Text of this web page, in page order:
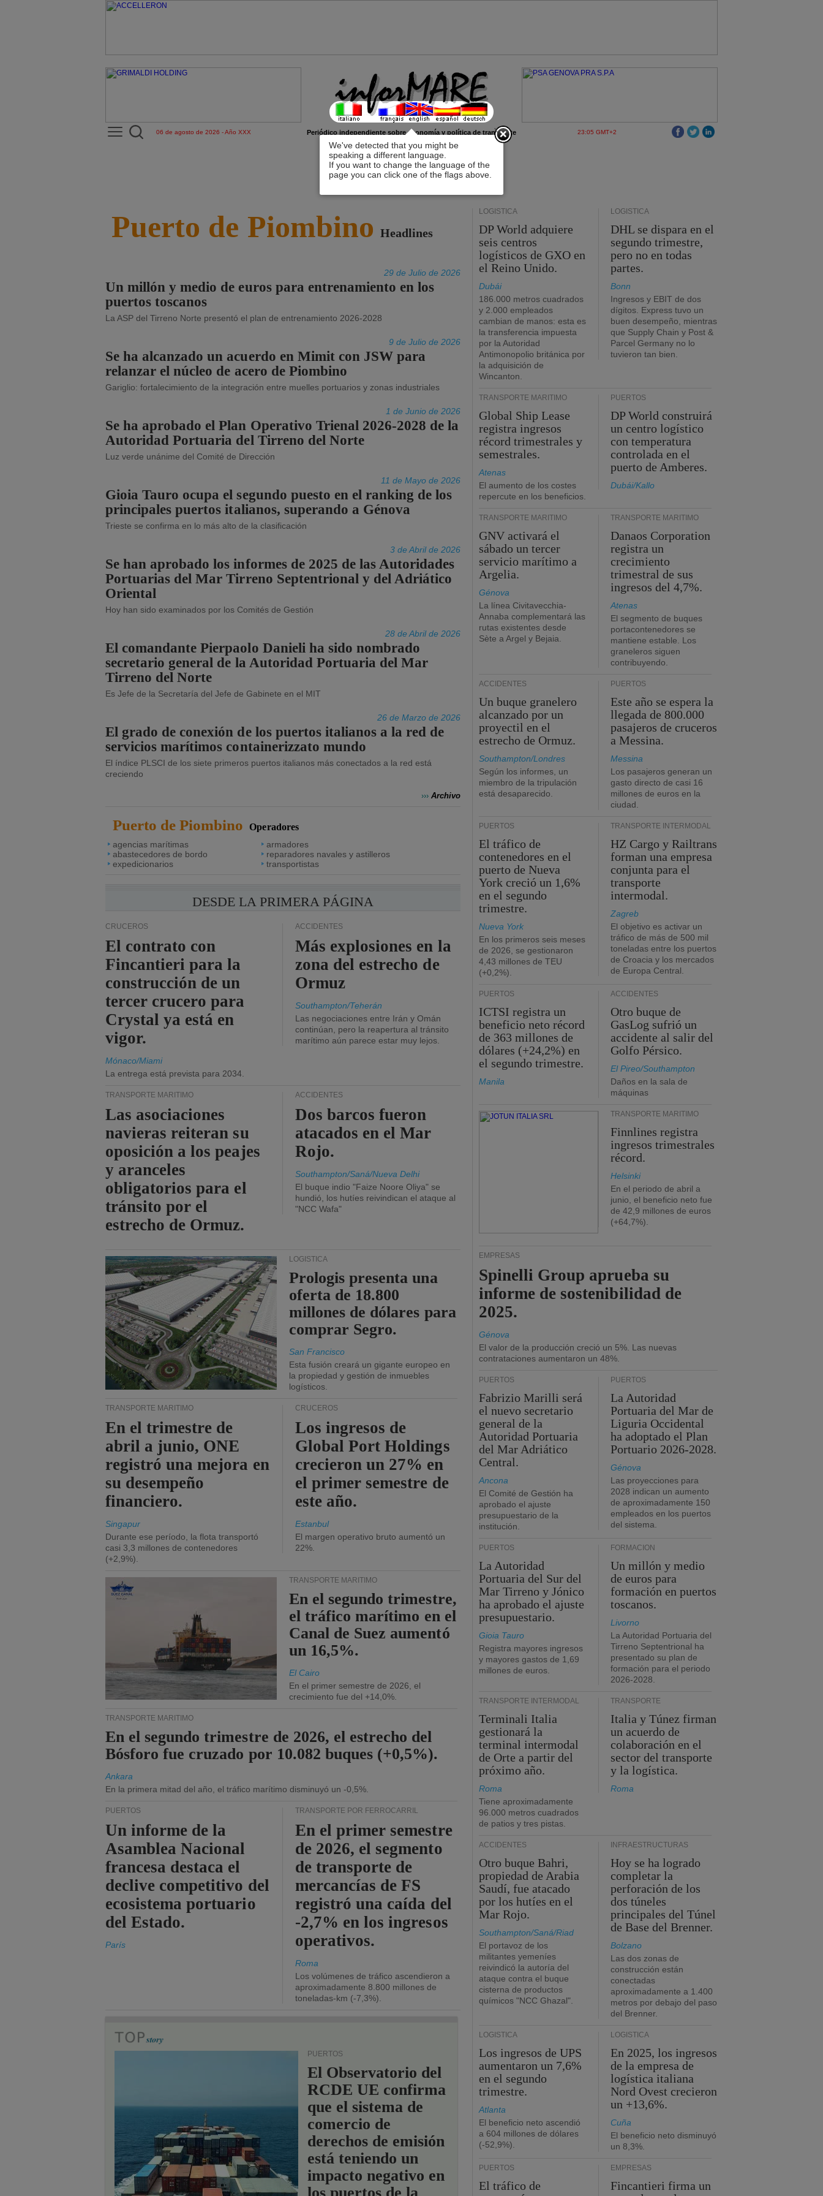
We've detected that you might be
speaking a different language.
If you want to change the language of the
page you can click one of the flags above.
x
06 de agosto de 2026 - Año XXX Periódico independiente sobre economía y política de transporte 23:05 GMT+2
Puerto de Piombino Headlines
29 de Julio de 2026
Un millón y medio de euros para entrenamiento en los
puertos toscanos
La ASP del Tirreno Norte presentó el plan de entrenamiento 2026-2028
9 de Julio de 2026
Se ha alcanzado un acuerdo en Mimit con JSW para
relanzar el núcleo de acero de Piombino
Gariglio: fortalecimiento de la integración entre muelles portuarios y zonas industriales
1 de Junio de 2026
Se ha aprobado el Plan Operativo Trienal 2026-2028 de la
Autoridad Portuaria del Tirreno del Norte
Luz verde unánime del Comité de Dirección
11 de Mayo de 2026
Gioia Tauro ocupa el segundo puesto en el ranking de los
principales puertos italianos, superando a Génova
Trieste se confirma en lo más alto de la clasificación
3 de Abril de 2026
Se han aprobado los informes de 2025 de las Autoridades
Portuarias del Mar Tirreno Septentrional y del Adriático
Oriental
Hoy han sido examinados por los Comités de Gestión
28 de Abril de 2026
El comandante Pierpaolo Danieli ha sido nombrado
secretario general de la Autoridad Portuaria del Mar
Tirreno del Norte
Es Jefe de la Secretaría del Jefe de Gabinete en el MIT
26 de Marzo de 2026
El grado de conexión de los puertos italianos a la red de
servicios marítimos containerizzato mundo
El índice PLSCI de los siete primeros puertos italianos más conectados a la red está
creciendo
››› Archivo
Puerto de Piombino Operadores
agencias marítimas
armadores
abastecedores de bordo
reparadores navales y astilleros
expedicionarios
transportistas
DESDE LA PRIMERA PÁGINA
CRUCEROS
El contrato con
Fincantieri para la
construcción de un
tercer crucero para
Crystal ya está en
vigor.
Mónaco/Miami
La entrega está prevista para 2034.
ACCIDENTES
Más explosiones en la
zona del estrecho de
Ormuz
Southampton/Teherán
Las negociaciones entre Irán y Omán
continúan, pero la reapertura al tránsito
marítimo aún parece estar muy lejos.
TRANSPORTE MARÍTIMO
Las asociaciones
navieras reiteran su
oposición a los peajes
y aranceles
obligatorios para el
tránsito por el
estrecho de Ormuz.
ACCIDENTES
Dos barcos fueron
atacados en el Mar
Rojo.
Southampton/Saná/Nueva Delhi
El buque indio "Faize Noore Oliya" se
hundió, los hutíes reivindican el ataque al
"NCC Wafa"
LOGÍSTICA
Prologis presenta una
oferta de 18.800
millones de dólares para
comprar Segro.
San Francisco
Esta fusión creará un gigante europeo en
la propiedad y gestión de inmuebles
logísticos.
TRANSPORTE MARÍTIMO
En el trimestre de
abril a junio, ONE
registró una mejora en
su desempeño
financiero.
Singapur
Durante ese período, la flota transportó
casi 3,3 millones de contenedores
(+2,9%).
CRUCEROS
Los ingresos de
Global Port Holdings
crecieron un 27% en
el primer semestre de
este año.
Estanbul
El margen operativo bruto aumentó un
22%.
TRANSPORTE MARÍTIMO
En el segundo trimestre,
el tráfico marítimo en el
Canal de Suez aumentó
un 16,5%.
El Cairo
En el primer semestre de 2026, el
crecimiento fue del +14,0%.
TRANSPORTE MARÍTIMO
En el segundo trimestre de 2026, el estrecho del
Bósforo fue cruzado por 10.082 buques (+0,5%).
Ankara
En la primera mitad del año, el tráfico marítimo disminuyó un -0,5%.
PUERTOS
Un informe de la
Asamblea Nacional
francesa destaca el
declive competitivo del
ecosistema portuario
del Estado.
París
TRANSPORTE POR FERROCARRIL
En el primer semestre
de 2026, el segmento
de transporte de
mercancías de FS
registró una caída del
-2,7% en los ingresos
operativos.
Roma
Los volúmenes de tráfico ascendieron a
aproximadamente 8.800 millones de
toneladas-km (-7,3%).
PUERTOS
El Observatorio del
RCDE UE confirma
que el sistema de
comercio de
derechos de emisión
está teniendo un
impacto negativo en
LOGÍSTICA
DP World adquiere
seis centros
logísticos de GXO en
el Reino Unido.
Dubái
186.000 metros cuadrados
y 2.000 empleados
cambian de manos: esta es
la transferencia impuesta
por la Autoridad
Antimonopolio británica por
la adquisición de
Wincanton.
LOGÍSTICA
DHL se dispara en el
segundo trimestre,
pero no en todas
partes.
Bonn
Ingresos y EBIT de dos
dígitos. Express tuvo un
buen desempeño, mientras
que Supply Chain y Post &
Parcel Germany no lo
tuvieron tan bien.
TRANSPORTE MARÍTIMO
Global Ship Lease
registra ingresos
récord trimestrales y
semestrales.
Atenas
El aumento de los costes
repercute en los beneficios.
PUERTOS
DP World construirá
un centro logístico
con temperatura
controlada en el
puerto de Amberes.
Dubái/Kallo
TRANSPORTE MARÍTIMO
GNV activará el
sábado un tercer
servicio marítimo a
Argelia.
Génova
La línea Civitavecchia-
Annaba complementará las
rutas existentes desde
Sète a Argel y Bejaia.
TRANSPORTE MARÍTIMO
Danaos Corporation
registra un
crecimiento
trimestral de sus
ingresos del 4,7%.
Atenas
El segmento de buques
portacontenedores se
mantiene estable. Los
graneleros siguen
contribuyendo.
ACCIDENTES
Un buque granelero
alcanzado por un
proyectil en el
estrecho de Ormuz.
Southampton/Londres
Según los informes, un
miembro de la tripulación
está desaparecido.
PUERTOS
Este año se espera la
llegada de 800.000
pasajeros de cruceros
a Messina.
Messina
Los pasajeros generan un
gasto directo de casi 16
millones de euros en la
ciudad.
PUERTOS
El tráfico de
contenedores en el
puerto de Nueva
York creció un 1,6%
en el segundo
trimestre.
Nueva York
En los primeros seis meses
de 2026, se gestionaron
4,43 millones de TEU
(+0,2%).
TRANSPORTE INTERMODAL
HZ Cargo y Railtrans
forman una empresa
conjunta para el
transporte
intermodal.
Zagreb
El objetivo es activar un
tráfico de más de 500 mil
toneladas entre los puertos
de Croacia y los mercados
de Europa Central.
PUERTOS
ICTSI registra un
beneficio neto récord
de 363 millones de
dólares (+24,2%) en
el segundo trimestre.
Manila
ACCIDENTES
Otro buque de
GasLog sufrió un
accidente al salir del
Golfo Pérsico.
El Pireo/Southampton
Daños en la sala de
máquinas
TRANSPORTE MARÍTIMO
Finnlines registra
ingresos trimestrales
récord.
Helsinki
En el periodo de abril a
junio, el beneficio neto fue
de 42,9 millones de euros
(+64,7%).
EMPRESAS
Spinelli Group aprueba su
informe de sostenibilidad de
2025.
Génova
El valor de la producción creció un 5%. Las nuevas
contrataciones aumentaron un 48%.
PUERTOS
Fabrizio Marilli será
el nuevo secretario
general de la
Autoridad Portuaria
del Mar Adriático
Central.
Ancona
El Comité de Gestión ha
aprobado el ajuste
presupuestario de la
institución.
PUERTOS
La Autoridad
Portuaria del Mar de
Liguria Occidental
ha adoptado el Plan
Portuario 2026-2028.
Génova
Las proyecciones para
2028 indican un aumento
de aproximadamente 150
empleados en los puertos
del sistema.
PUERTOS
La Autoridad
Portuaria del Sur del
Mar Tirreno y Jónico
ha aprobado el ajuste
presupuestario.
Gioia Tauro
Registra mayores ingresos
y mayores gastos de 1,69
millones de euros.
FORMACIÓN
Un millón y medio
de euros para
formación en puertos
toscanos.
Livorno
La Autoridad Portuaria del
Tirreno Septentrional ha
presentado su plan de
formación para el periodo
2026-2028.
TRANSPORTE INTERMODAL
Terminali Italia
gestionará la
terminal intermodal
de Orte a partir del
próximo año.
Roma
Tiene aproximadamente
96.000 metros cuadrados
de patios y tres pistas.
TRANSPORTE
Italia y Túnez firman
un acuerdo de
colaboración en el
sector del transporte
y la logística.
Roma
ACCIDENTES
Otro buque Bahri,
propiedad de Arabia
Saudí, fue atacado
por los hutíes en el
Mar Rojo.
Southampton/Saná/Riad
El portavoz de los
militantes yemeníes
reivindicó la autoría del
ataque contra el buque
cisterna de productos
químicos "NCC Ghazal".
INFRAESTRUCTURAS
Hoy se ha logrado
completar la
perforación de los
dos túneles
principales del Túnel
de Base del Brenner.
Bolzano
Las dos zonas de
construcción están
conectadas
aproximadamente a 1.400
metros por debajo del paso
del Brenner.
LOGÍSTICA
Los ingresos de UPS
aumentaron un 7,6%
en el segundo
trimestre.
Atlanta
El beneficio neto ascendió
a 604 millones de dólares
(-52,9%).
LOGÍSTICA
En 2025, los ingresos
de la empresa de
logística italiana
Nord Ovest crecieron
un +13,6%.
Cuña
El beneficio neto disminuyó
un 8,3%.
PUERTOS
El tráfico de
EMPRESAS
Fincantieri firma un